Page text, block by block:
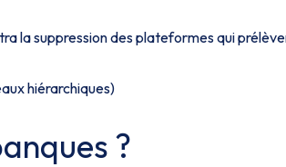
la suppression des plateformes qui
hiérarchiques)
?